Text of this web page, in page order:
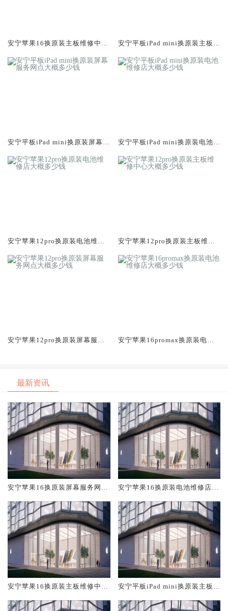
安宁苹果16换原装主板维修中心
安宁平板iPad mini换原装主板维
安宁平板iPad mini换原装屏幕服
安宁平板iPad mini换原装电池维
安宁苹果12pro换原装电池维修
安宁苹果12pro换原装主板维修
安宁苹果12pro换原装屏幕服务
安宁苹果16promax换原装电池
最新资讯
安宁苹果16换原装屏幕服务网点
安宁苹果16换原装电池维修店大
安宁苹果16换原装主板维修中心
安宁平板iPad mini换原装主板维